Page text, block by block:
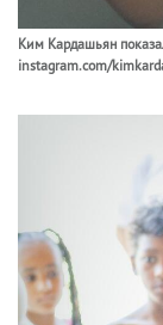
Ким Кардашьян
instagram.com/